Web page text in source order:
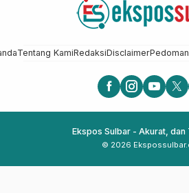
Tentang KamiRedaksiDisclaimer
Ekspos Sulbar - Akurat, dan
© 2026